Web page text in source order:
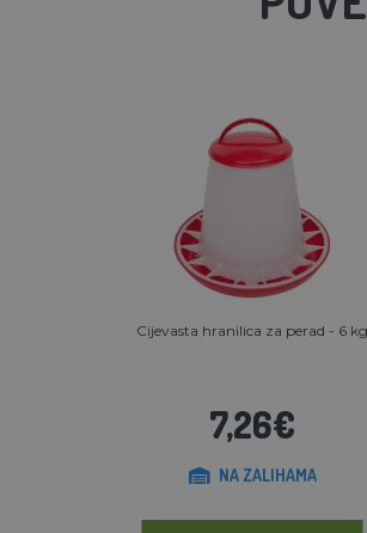
Cijevasta hranilica za perad - 6 kg
7,26€
NA ZALIHAMA